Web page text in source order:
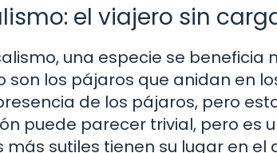
el viajero sin
una especie se
son los pájaros que anidan en
de los pájaros, pero
puede parecer trivial, pero es
más sutiles tienen su lugar en el